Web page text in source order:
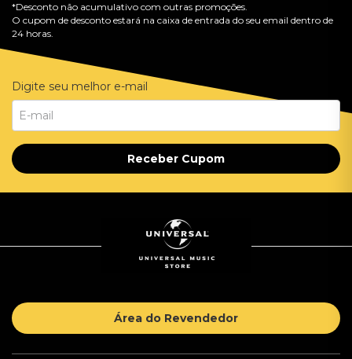
*Desconto não acumulativo com outras promoções.
O cupom de desconto estará na caixa de entrada do seu email dentro de
24 horas.
Digite seu melhor e-mail
Receber Cupom
Área do Revendedor